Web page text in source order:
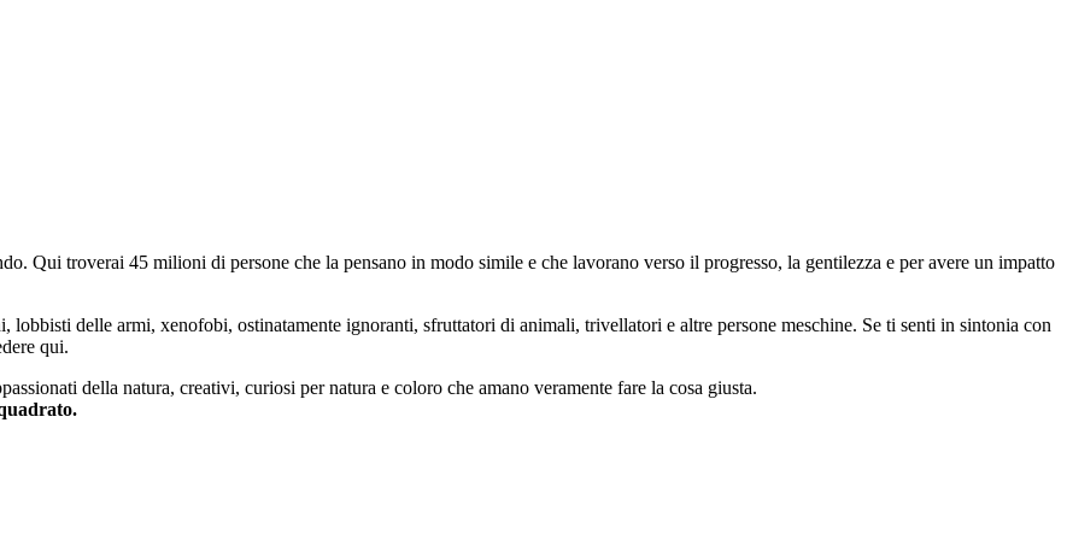
Qui troverai 45 milioni di persone che la pensano in modo simile e che lavorano verso il progresso, la gentilezza e per avere un impatto
lobbisti delle armi, xenofobi, ostinatamente ignoranti, sfruttatori di animali, trivellatori e altre persone meschine. Se ti senti in sintonia con
qui.
della natura, creativi, curiosi per natura e coloro che amano veramente fare la cosa giusta.